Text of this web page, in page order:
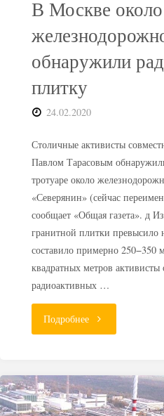
В Москве около
обнаружили
плитку
24.02.2020
Столичные активисты
Павлом Тарасовым
тротуаре около
«Северянин» (сейчас
сообщает «Общая газета». д
гранитной плитки превысило
составило примерно 250−350
квадратных метров
радиоактивных …
Подробнее"В
около